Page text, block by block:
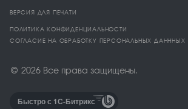
ВЕРСИЯ ДЛЯ ПЕЧАТИ
ПОЛИТИКА КОНФИДЕНЦИАЛЬНОСТИ
СОГЛАСИЕ НА ОБРАБОТКУ ПЕРСОНАЛЬНЫХ ДАНННЫХ
© 2026 Все права защищены.
Быстро с 1С-Битрикс